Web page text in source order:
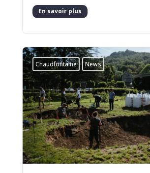
En savoir plus
Chaudfontaine News